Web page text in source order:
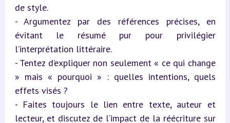
de style.
- Argumentez par des références précises, en
évitant le résumé pur pour privilégier
l’interprétation littéraire.
- Tentez d’expliquer non seulement « ce qui change
» mais « pourquoi » : quelles intentions, quels
effets visés ?
- Faites toujours le lien entre texte, auteur et
lecteur, et discutez de l’impact de la réécriture sur